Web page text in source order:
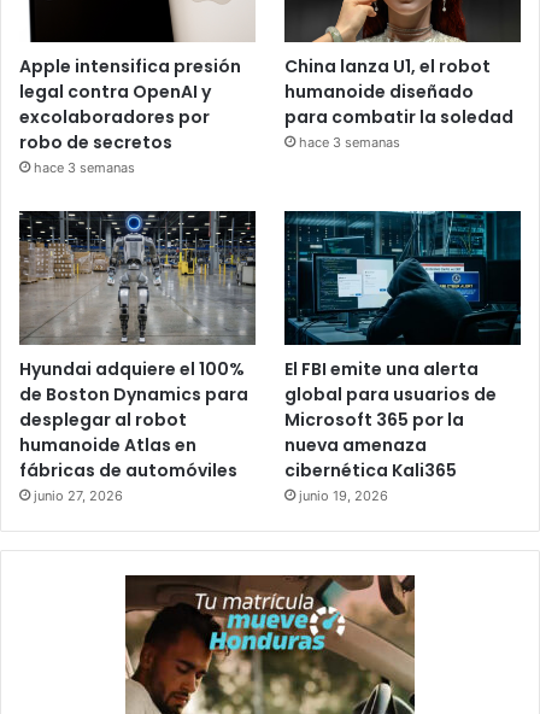
Apple intensifica presión
legal contra OpenAI y
excolaboradores por
robo de secretos
hace 3 semanas
China lanza U1, el robot
humanoide diseñado
para combatir la soledad
hace 3 semanas
Hyundai adquiere el 100%
de Boston Dynamics para
desplegar al robot
humanoide Atlas en
fábricas de automóviles
junio 27, 2026
El FBI emite una alerta
global para usuarios de
Microsoft 365 por la
nueva amenaza
cibernética Kali365
junio 19, 2026